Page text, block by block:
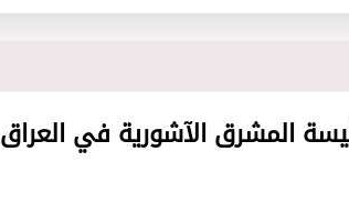
المشرق الآشورية في العراق